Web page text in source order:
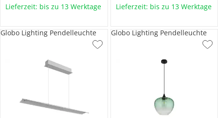
Lieferzeit: bis zu 13 Werktage Lieferzeit: bis zu 13 Werktage
Globo Lighting Pendelleuchte Globo Lighting Pendelleuchte